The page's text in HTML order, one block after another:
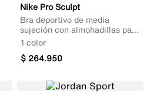
Nike Pro Sculpt
Bra deportivo de media
sujeción con almohadillas para
mujer
1 color
$ 264.950